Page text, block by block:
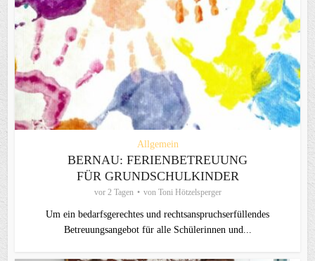
Allgemein
BERNAU: FERIENBETREUUNG
FÜR GRUNDSCHULKINDER
vor 2 Tagen von Toni Hötzelsperger
Um ein bedarfsgerechtes und rechtsanspruchserfüllendes
Betreuungsangebot für alle Schülerinnen und...